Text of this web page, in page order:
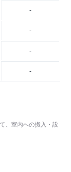
-
-
-
-
、室内への搬入・設